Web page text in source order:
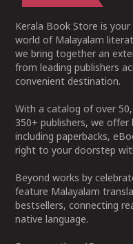
Kerala Book Store is
world of Malayalam
we bring together an
from leading publishers
convenient destination.
With a catalog of over
350+ publishers, we
including paperbacks,
right to your doorstep
Beyond works by
feature Malayalam
bestsellers, connecting
native language.